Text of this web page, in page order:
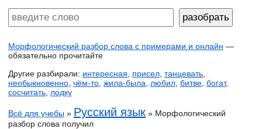
Морфологический разбор слова с примерами и онлайн —
обязательно прочитайте
Другие разбирали: интересная присел танцевать
необыкновенно чём-то жила-была любил битве богат,
сосчитать лодку
Всё для учебы » Русский язык » Морфологический
разбор слова получил